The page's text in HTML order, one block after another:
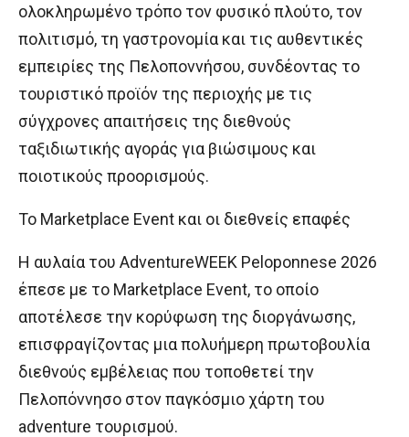
ολοκληρωμένο τρόπο τον φυσικό πλούτο, τον
πολιτισμό, τη γαστρονομία και τις αυθεντικές
εμπειρίες της Πελοποννήσου, συνδέοντας το
τουριστικό προϊόν της περιοχής με τις
σύγχρονες απαιτήσεις της διεθνούς
ταξιδιωτικής αγοράς για βιώσιμους και
ποιοτικούς προορισμούς.
Το Marketplace Event και οι διεθνείς επαφές
Η αυλαία του AdventureWEEK Peloponnese 2026
έπεσε με το Marketplace Event, το οποίο
αποτέλεσε την κορύφωση της διοργάνωσης,
επισφραγίζοντας μια πολυήμερη πρωτοβουλία
διεθνούς εμβέλειας που τοποθετεί την
Πελοπόννησο στον παγκόσμιο χάρτη του
adventure τουρισμού.